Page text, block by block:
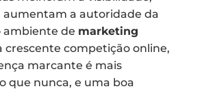
a autoridade da
ambiente de marketing
crescente competição online,
marcante é mais
que nunca, e uma boa